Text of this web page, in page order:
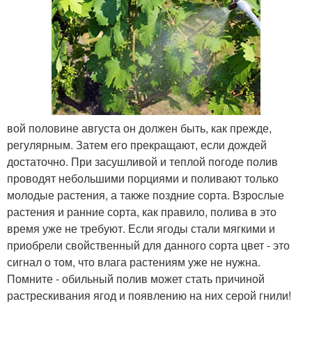
вой половине августа он должен быть, как прежде,
регулярным. Затем его прекращают, если дождей
достаточно. При засушливой и теплой погоде полив
проводят небольшими порциями и поливают только
молодые растения, а также поздние сорта. Взрослые
растения и ранние сорта, как правило, полива в это
время уже не требуют. Если ягоды стали мягкими и
приобрели свойственный для данного сорта цвет - это
сигнал о том, что влага растениям уже не нужна.
Помните - обильный полив может стать причиной
растрескивания ягод и появлению на них серой гнили!